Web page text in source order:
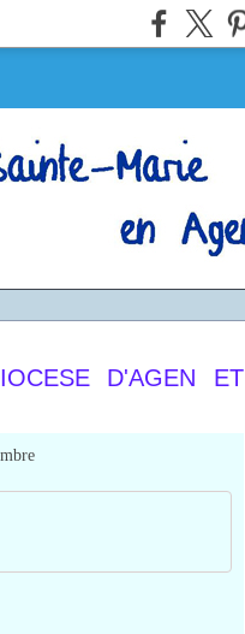
D'AGEN ET